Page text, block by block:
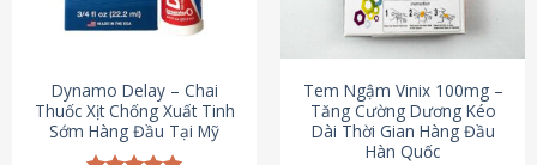
Dynamo Delay – Chai
Thuốc Xịt Chống Xuất Tinh
Sớm Hàng Đầu Tại Mỹ
Tem Ngậm Vinix 100mg –
Tăng Cường Dương Kéo
Dài Thời Gian Hàng Đầu
Hàn Quốc